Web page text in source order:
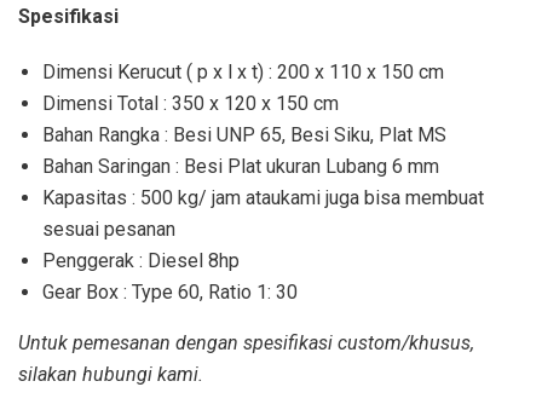
Spesifikasi
Dimensi Kerucut ( p x l x t) : 200 x 110 x 150 cm
Dimensi Total : 350 x 120 x 150 cm
Bahan Rangka : Besi UNP 65, Besi Siku, Plat MS
Bahan Saringan : Besi Plat ukuran Lubang 6 mm
Kapasitas : 500 kg/ jam ataukami juga bisa membuat
sesuai pesanan
Penggerak : Diesel 8hp
Gear Box : Type 60, Ratio 1: 30
Untuk pemesanan dengan spesifikasi custom/khusus,
silakan hubungi kami.